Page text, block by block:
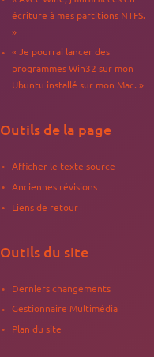
d'actualité? Il faut
Ces solutions ne
parfaitement
technologies
de logiciels
dans son
est une solution
répondra plutôt à des
un brin plus
où les binaires ne
vous constaterez que
moins bien,
.
à mettre en œuvre,
plus efficace
et de sa faible
écriture à mes partitions NTFS.
»
« Je pourrai lancer des
programmes Win32 sur mon
Ubuntu installé sur mon Mac. »
Outils de la page
Afficher le texte source
Anciennes révisions
Liens de retour
Outils du site
Derniers changements
Gestionnaire Multimédia
Plan du site